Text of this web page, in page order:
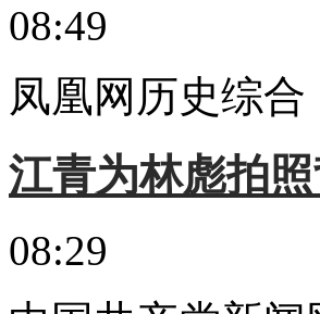
08:49
凤凰网历史综合
江青为林彪拍
08:29